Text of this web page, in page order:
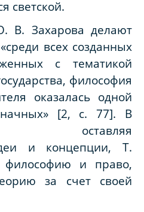
светской.
Захарова делают
всех созданных
с тематикой
философия
оказалась одной
[2, с. 77]. В
оставляя
и концепции, Т.
философию и право,
за счет своей